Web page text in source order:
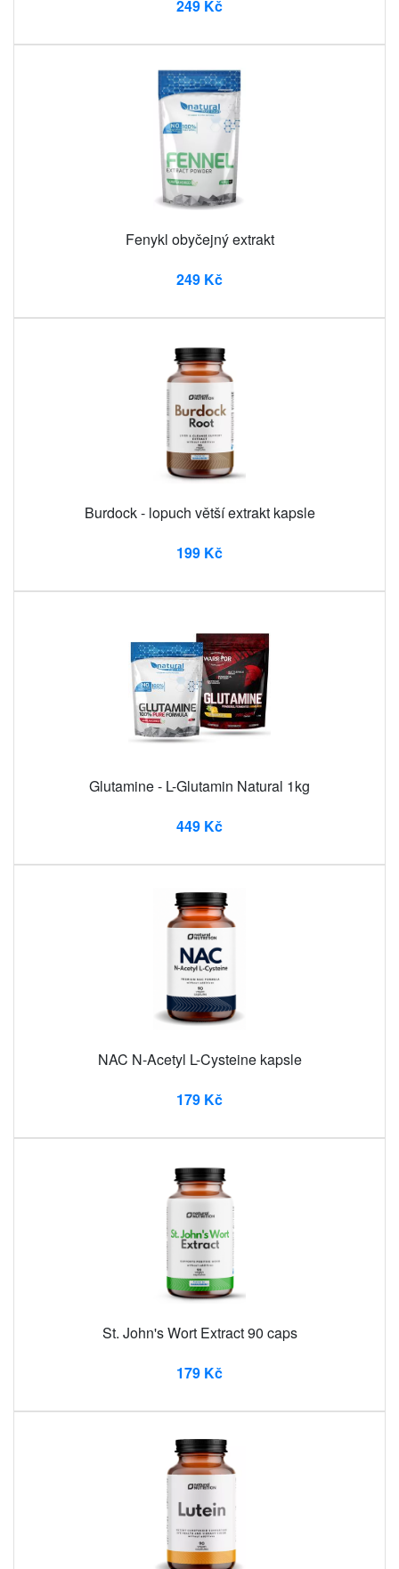
249 Kč
Fenykl obyčejný extrakt
249 Kč
Burdock - lopuch větší extrakt kapsle
199 Kč
Glutamine - L-Glutamin Natural 1kg
449 Kč
NAC N-Acetyl L-Cysteine ​​kapsle
179 Kč
St. John's Wort Extract 90 caps
179 Kč